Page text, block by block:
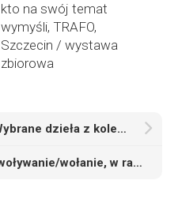
kto na swój temat
wymyśli, TRAFO,
Szczecin / wystawa
zbiorowa
Na tropie doskonałości. Wybrane dzieła z kolekcji Wojciecha Fibaka
Konrad Kuzyszyn / Wywoływanie/wołanie, w ramach Fotofestiwalu 2022, Galeria Olimpus, Łódź / wystawa indywidualna